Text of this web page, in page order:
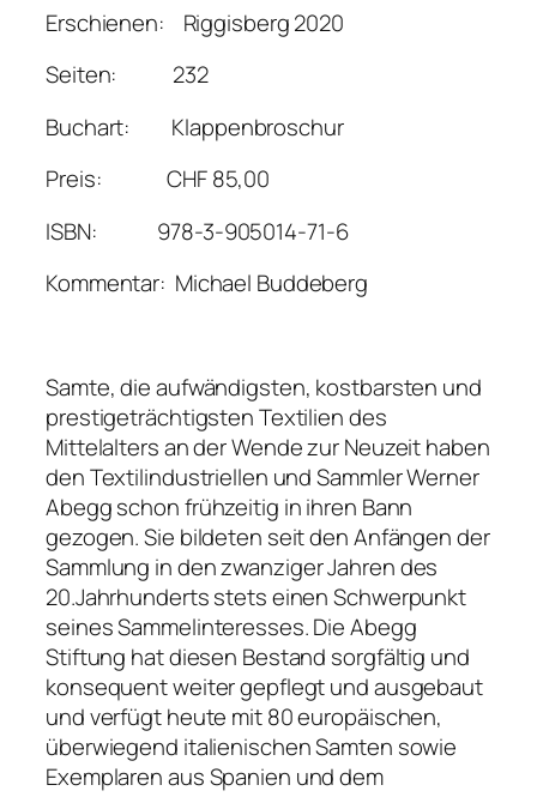
Erschienen: Riggisberg 2020
Seiten: 232
Buchart: Klappenbroschur
Preis: CHF 85,00
ISBN: 978-3-905014-71-6
Kommentar: Michael Buddeberg
Samte, die aufwändigsten, kostbarsten und
prestigeträchtigsten Textilien des
Mittelalters an der Wende zur Neuzeit haben
den Textilindustriellen und Sammler Werner
Abegg schon frühzeitig in ihren Bann
gezogen. Sie bildeten seit den Anfängen der
Sammlung in den zwanziger Jahren des
20.Jahrhunderts stets einen Schwerpunkt
seines Sammelinteresses. Die Abegg
Stiftung hat diesen Bestand sorgfältig und
konsequent weiter gepflegt und ausgebaut
und verfügt heute mit 80 europäischen,
überwiegend italienischen Samten sowie
Exemplaren aus Spanien und dem